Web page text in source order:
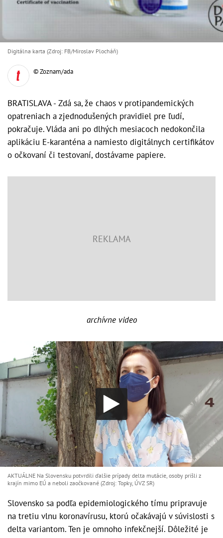
Digitálna karta (Zdroj: FB/Miroslav Plocháň)
© Zoznam/ada
BRATISLAVA - Zdá sa, že chaos v protipandemických
opatreniach a zjednodušených pravidiel pre ľudí,
pokračuje. Vláda ani po dlhých mesiacoch nedokončila
aplikáciu E-karanténa a namiesto digitálnych certifikátov
o očkovaní či testovaní, dostávame papiere.
archívne video
AKTUÁLNE Na Slovensku potvrdili ďalšie prípady delta mutácie, osoby prišli z
krajín mimo EÚ a neboli zaočkované (Zdroj: Topky, ÚVZ SR)
Slovensko sa podľa epidemiologického tímu pripravuje
na tretiu vlnu koronavírusu, ktorú očakávajú v súvislosti s
delta variantom. Ten je omnoho infekčnejší. Dôležité je